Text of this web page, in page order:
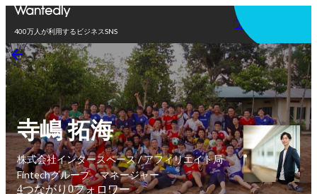
400万人が利用するビジネスSNS
アプリを使う
寺嶋 拓海
株式会社インタースペース / アフィリエイト局
Fintechグループ マネージャー
4つながり0フォロワー